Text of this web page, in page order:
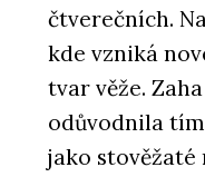
čtverečních.
kde vzniká
tvar věže.
odůvodnila
jako stověžaté